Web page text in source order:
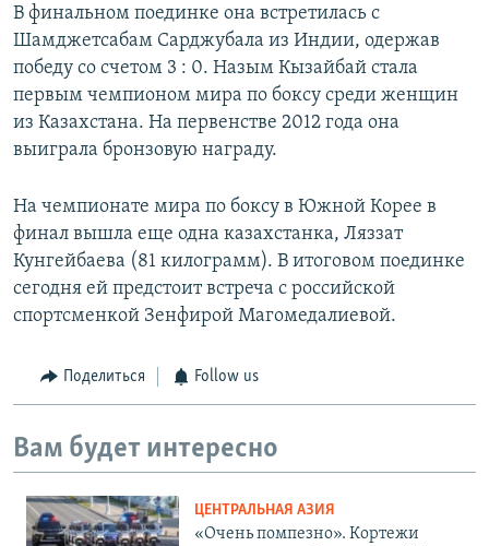
В финальном поединке она встретилась с
Шамджетсабам Сарджубала из Индии, одержав
победу со счетом 3 : 0. Назым Кызайбай стала
первым чемпионом мира по боксу среди женщин
из Казахстана. На первенстве 2012 года она
выиграла бронзовую награду.
На чемпионате мира по боксу в Южной Корее в
финал вышла еще одна казахстанка, Ляззат
Кунгейбаева (81 килограмм). В итоговом поединке
сегодня ей предстоит встреча с российской
спортсменкой Зенфирой Магомедалиевой.
Поделиться Follow us
Вам будет интересно
ЦЕНТРАЛЬНАЯ АЗИЯ
«Очень помпезно». Кортежи